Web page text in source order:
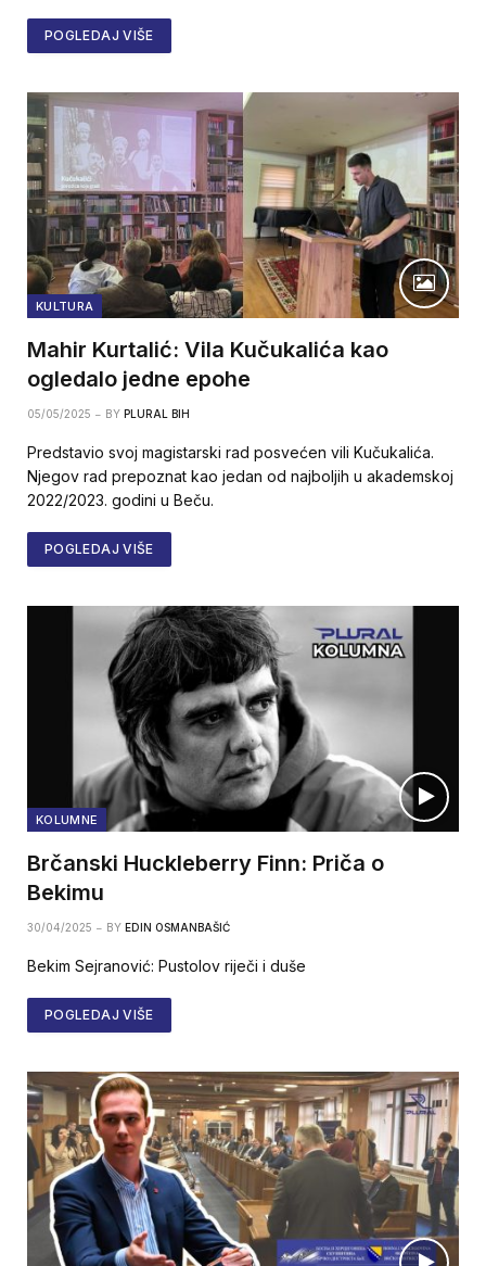
POGLEDAJ VIŠE
KULTURA
Mahir Kurtalić: Vila Kučukalića kao
ogledalo jedne epohe
05/05/2025 BY PLURAL BIH
Predstavio svoj magistarski rad posvećen vili Kučukalića.
Njegov rad prepoznat kao jedan od najboljih u akademskoj
2022/2023. godini u Beču.
POGLEDAJ VIŠE
KOLUMNE
Brčanski Huckleberry Finn: Priča o
Bekimu
30/04/2025 BY EDIN OSMANBAŠIĆ
Bekim Sejranović: Pustolov riječi i duše
POGLEDAJ VIŠE